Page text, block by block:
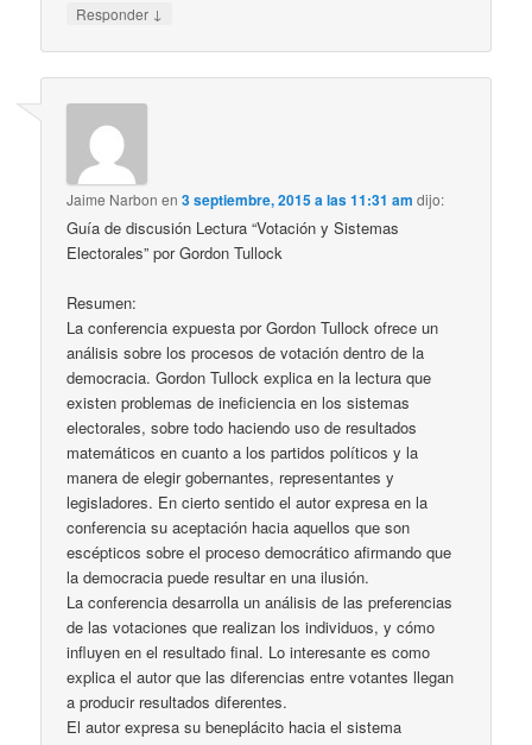
Responder ↓
Jaime Narbon en3 septiembre, 2015 a las 11:31 am dijo:
Guía de discusión Lectura “Votación y Sistemas
Electorales” por Gordon Tullock
Resumen:
La conferencia expuesta por Gordon Tullock ofrece un
análisis sobre los procesos de votación dentro de la
democracia. Gordon Tullock explica en la lectura que
existen problemas de ineficiencia en los sistemas
electorales, sobre todo haciendo uso de resultados
matemáticos en cuanto a los partidos políticos y la
manera de elegir gobernantes, representantes y
legisladores. En cierto sentido el autor expresa en la
conferencia su aceptación hacia aquellos que son
escépticos sobre el proceso democrático afirmando que
la democracia puede resultar en una ilusión.
La conferencia desarrolla un análisis de las preferencias
de las votaciones que realizan los individuos, y cómo
influyen en el resultado final. Lo interesante es como
explica el autor que las diferencias entre votantes llegan
a producir resultados diferentes.
El autor expresa su beneplácito hacia el sistema